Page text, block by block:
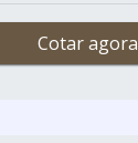
Cotar agora